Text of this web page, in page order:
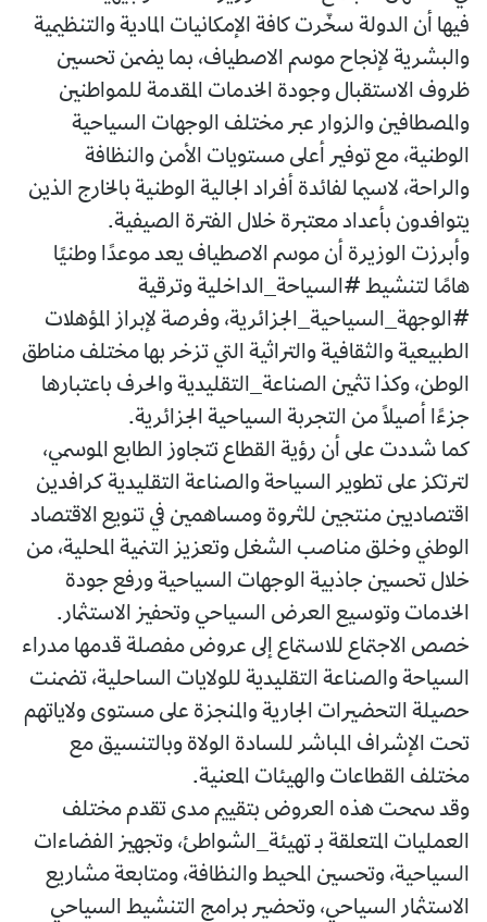
فيها أن الدولة سخّرت كافة الإمكانيات المادية والتنظيمية
والبشرية لإنجاح موسم الاصطياف، بما يضمن تحسين
ظروف الاستقبال وجودة الخدمات المقدمة للمواطنين
والمصطافين والزوار عبر مختلف الوجهات السياحية
الوطنية، مع توفير أعلى مستويات الأمن والنظافة
والراحة، لاسيما لفائدة أفراد الجالية الوطنية بالخارج الذين
يتوافدون بأعداد معتبرة خلال الفترة الصيفية.
وأبرزت الوزيرة أن موسم الاصطياف يعد موعدًا وطنيًا
هامًا لتنشيط #السياحة_الداخلية وترقية
#الوجهة_السياحية_الجزائرية، وفرصة لإبراز المؤهلات
الطبيعية والثقافية والتراثية التي تزخر بها مختلف مناطق
الوطن، وكذا تثمين الصناعة_التقليدية والحرف باعتبارها
جزءًا أصيلًا من التجربة السياحية الجزائرية.
كما شددت على أن رؤية القطاع تتجاوز الطابع الموسمي،
لترتكز على تطوير السياحة والصناعة التقليدية كرافدين
اقتصاديين منتجين للثروة ومساهمين في تنويع الاقتصاد
الوطني وخلق مناصب الشغل وتعزيز التنمية المحلية، من
خلال تحسين جاذبية الوجهات السياحية ورفع جودة
الخدمات وتوسيع العرض السياحي وتحفيز الاستثمار.
خصص الاجتماع للاستماع إلى عروض مفصلة قدمها مدراء
السياحة والصناعة التقليدية للولايات الساحلية، تضمنت
حصيلة التحضيرات الجارية والمنجزة على مستوى ولاياتهم
تحت الإشراف المباشر للسادة الولاة وبالتنسيق مع
مختلف القطاعات والهيئات المعنية.
وقد سمحت هذه العروض بتقييم مدى تقدم مختلف
العمليات المتعلقة بـ تهيئة_الشواطئ، وتجهيز الفضاءات
السياحية، وتحسين المحيط والنظافة، ومتابعة مشاريع
الاستثمار السياحي، وتحضير برامج التنشيط السياحي